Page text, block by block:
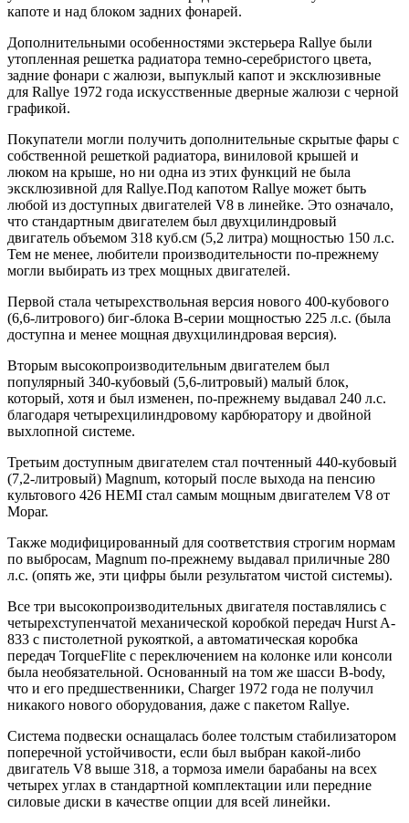
капоте и над блоком задних фонарей.
Дополнительными особенностями экстерьера Rallye были
утопленная решетка радиатора темно-серебристого цвета,
задние фонари с жалюзи, выпуклый капот и эксклюзивные
для Rallye 1972 года искусственные дверные жалюзи с черной
графикой.
Покупатели могли получить дополнительные скрытые фары с
собственной решеткой радиатора, виниловой крышей и
люком на крыше, но ни одна из этих функций не была
эксклюзивной для Rallye.Под капотом Rallye может быть
любой из доступных двигателей V8 в линейке. Это означало,
что стандартным двигателем был двухцилиндровый
двигатель объемом 318 куб.см (5,2 литра) мощностью 150 л.с.
Тем не менее, любители производительности по-прежнему
могли выбирать из трех мощных двигателей.
Первой стала четырехствольная версия нового 400-кубового
(6,6-литрового) биг-блока B-серии мощностью 225 л.с. (была
доступна и менее мощная двухцилиндровая версия).
Вторым высокопроизводительным двигателем был
популярный 340-кубовый (5,6-литровый) малый блок,
который, хотя и был изменен, по-прежнему выдавал 240 л.с.
благодаря четырехцилиндровому карбюратору и двойной
выхлопной системе.
Третьим доступным двигателем стал почтенный 440-кубовый
(7,2-литровый) Magnum, который после выхода на пенсию
культового 426 HEMI стал самым мощным двигателем V8 от
Mopar.
Также модифицированный для соответствия строгим нормам
по выбросам, Magnum по-прежнему выдавал приличные 280
л.с. (опять же, эти цифры были результатом чистой системы).
Все три высокопроизводительных двигателя поставлялись с
четырехступенчатой ​​​​механической коробкой передач Hurst A-
833 с пистолетной рукояткой, а автоматическая коробка
передач TorqueFlite с переключением на колонке или консоли
была необязательной. Основанный на том же шасси B-body,
что и его предшественники, Charger 1972 года не получил
никакого нового оборудования, даже с пакетом Rallye.
Система подвески оснащалась более толстым стабилизатором
поперечной устойчивости, если был выбран какой-либо
двигатель V8 выше 318, а тормоза имели барабаны на всех
четырех углах в стандартной комплектации или передние
силовые диски в качестве опции для всей линейки.